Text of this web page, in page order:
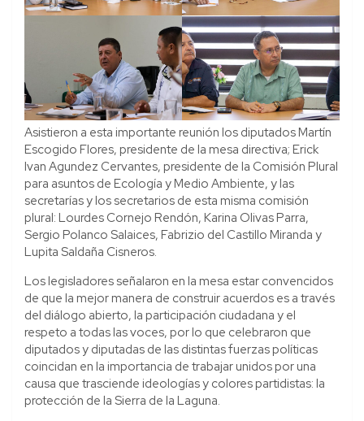
Asistieron a esta importante reunión los diputados Martín
Escogido Flores, presidente de la mesa directiva; Erick
Ivan Agundez Cervantes, presidente de la Comisión Plural
para asuntos de Ecología y Medio Ambiente, y las
secretarías y los secretarios de esta misma comisión
plural: Lourdes Cornejo Rendón, Karina Olivas Parra,
Sergio Polanco Salaices, Fabrizio del Castillo Miranda y
Lupita Saldaña Cisneros.
Los legisladores señalaron en la mesa estar convencidos
de que la mejor manera de construir acuerdos es a través
del diálogo abierto, la participación ciudadana y el
respeto a todas las voces, por lo que celebraron que
diputados y diputadas de las distintas fuerzas políticas
coincidan en la importancia de trabajar unidos por una
causa que trasciende ideologías y colores partidistas: la
protección de la Sierra de la Laguna.